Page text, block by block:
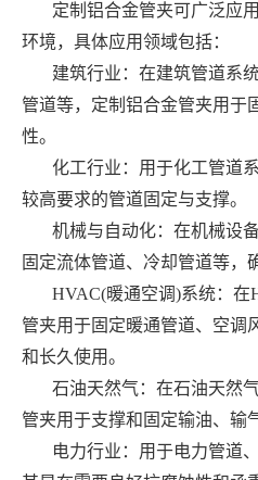
定制铝合金管夹可广泛应
环境，具体应用领域包括：
建筑行业：在建筑管道系
管道等，定制铝合金管夹用于
性。
化工行业：用于化工管道
较高要求的管道固定与支撑。
机械与自动化：在机械设
固定流体管道、冷却管道等，
HVAC(暖通空调)系统：
管夹用于固定暖通管道、空调
和长久使用。
石油天然气：在石油天然
管夹用于支撑和固定输油、输
电力行业：用于电力管道